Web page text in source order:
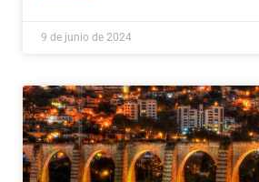
9 de junio de 2024